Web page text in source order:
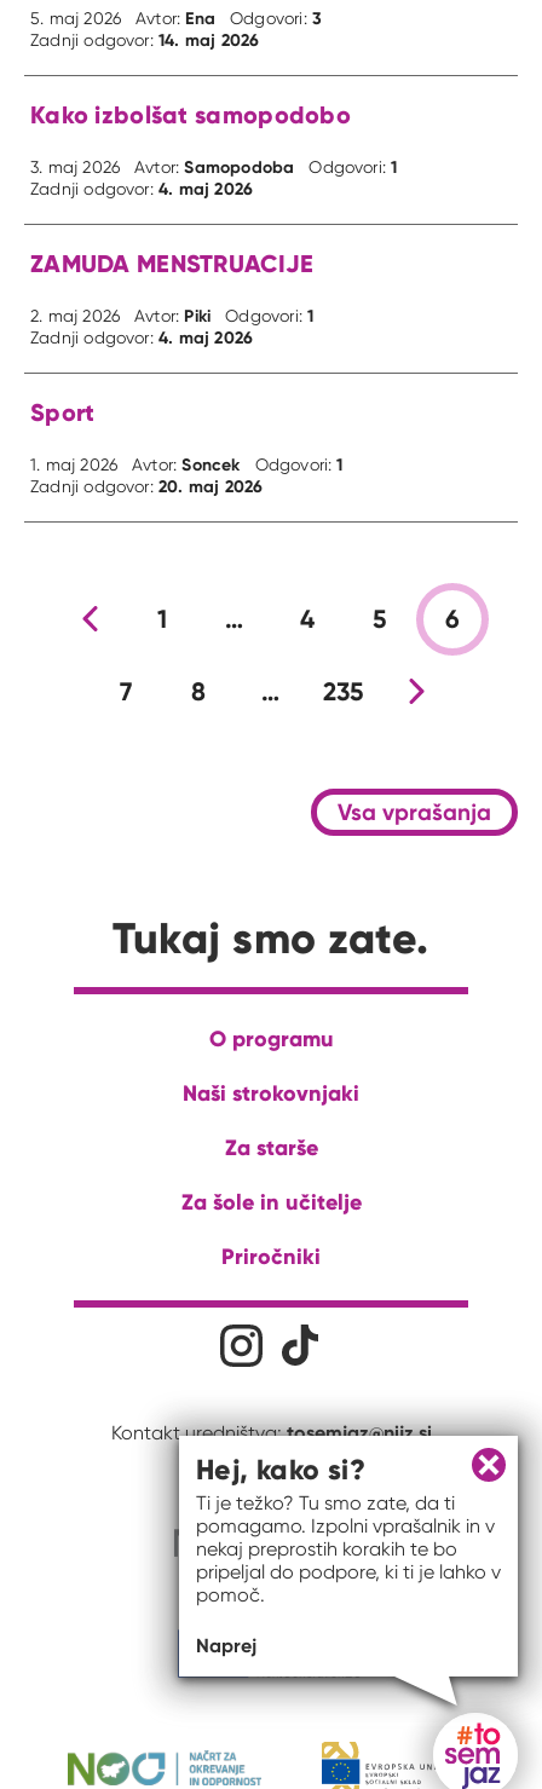
5. maj 2026 Avtor: Ena Odgovori: 3
Zadnji odgovor:14. maj 2026
Kako izbolšat samopodobo
3. maj 2026 Avtor:Samopodoba Odgovori:1
Zadnji odgovor:4. maj 2026
ZAMUDA MENSTRUACIJE
2. maj 2026 Avtor: Piki Odgovori:1
Zadnji odgovor:4. maj 2026
Sport
1. maj 2026 Avtor:Soncek Odgovori:1
Zadnji odgovor:20. maj 2026
Prejšnja stran
1 … 4 5 6
7 8 … 235Nova stran
Vsa vprašanja
Tukaj smo zate.
O programu
Naši strokovnjaki
Za starše
Za šole in učitelje
Priročniki
Družabna omrežjaNa naš Instagram profil
Kontakt uredništva:tosemjaz@nijz.si
Zapri
Hej, kako si?
Ti je težko? Tu smo zate, da ti
pomagamo. Izpolni vprašalnik in v
nekaj preprostih korakih te bo
pripeljal do podpore, ki ti je lahko v
pomoč.
Naprej